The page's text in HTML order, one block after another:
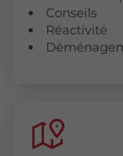
Conseils
Réactivité